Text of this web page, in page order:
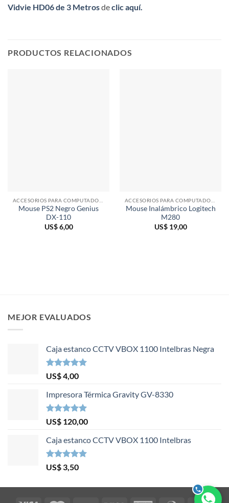
Vidvie HD06 de 3 Metrosdeclic aquí.
PRODUCTOS RELACIONADOS
Mouse PS2 Negro Genius
DX-110
US$6,00
Mouse Inalámbrico Logitech
M280
US$19,00
MEJOR EVALUADOS
Caja estanco CCTV VBOX 1100 Intelbras Negra
Valorado en
5.00
de 5
US$4,00
Impresora Térmica Gravity GV-8330
Valorado en
5.00
de 5
US$ 120,00
Caja estanco CCTV VBOX 1100 Intelbras
Valorado en
5.00
de 5
US$ 3,50